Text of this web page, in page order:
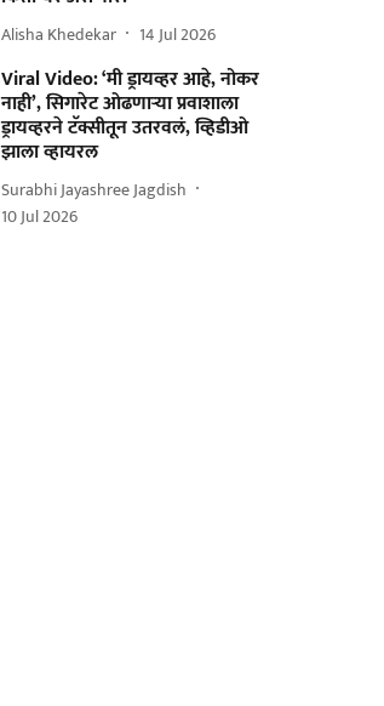
Alisha Khedekar 14 Jul 2026
Viral Video: ‘मी ड्रायव्हर आहे, नोकर
नाही’, सिगारेट ओढणाऱ्या प्रवाशाला
ड्रायव्हरने टॅक्सीतून उतरवलं, व्हिडीओ
झाला व्हायरल
Surabhi Jayashree Jagdish
10 Jul 2026